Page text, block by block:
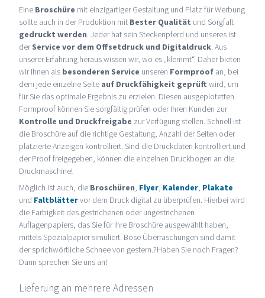
Eine Broschüre mit einzigartiger Gestaltung und Platz für Werbung
sollte auch in der Produktion mit Bester Qualität und Sorgfalt
gedruckt werden. Jeder hat sein Steckenpferd und unseres ist
derService vor dem Offsetdruck und Digitaldruck. Aus
unserer Erfahrung heraus wissen wir, wo es „klemmt“. Daher bieten
wir Ihnen als besonderen Service unseren Formproof an, bei
dem jede einzelne Seite auf Druckfähigkeit geprüft wird, um
für Sie das optimale Ergebnis zu erzielen. Diesen ausgeplotetten
Formproof können Sie sorgfältig prüfen oder Ihren Kunden zur
Kontrolle und Druckfreigabe zur Verfügung stellen. Schnell ist
die Broschüre auf die richtige Gestaltung, Anzahl der Seiten oder
platzierte Anzeigen kontrolliert. Sind die Druckdaten kontrolliert und
der Proof freigegeben, können die einzelnen Druckbogen an die
Druckmaschine!
Möglich ist auch, die Broschüren, Flyer, Kalender, Plakate
und Faltblättervor dem Druck digital zu überprüfen. Hierbei wird
die Farbigkeit des gestrichenen oder ungestrichenen
Auflagenpapiers, das Sie für Ihre Broschüre ausgewählt haben,
mittels Spezialpapier simuliert. Böse Überraschungen sind damit
der sprichwörtliche Schnee von gestern.?Haben Sie noch Fragen?
Dann sprechen Sie uns an!
Lieferung an mehrere Adressen